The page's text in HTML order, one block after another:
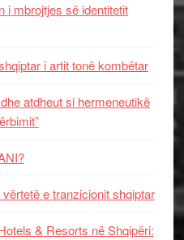
i mbrojtjes së identitetit
i artit tonë kombëtar
atdheut si hermeneutikë
e tranzicionit shqiptar
& Resorts në Shqipëri: